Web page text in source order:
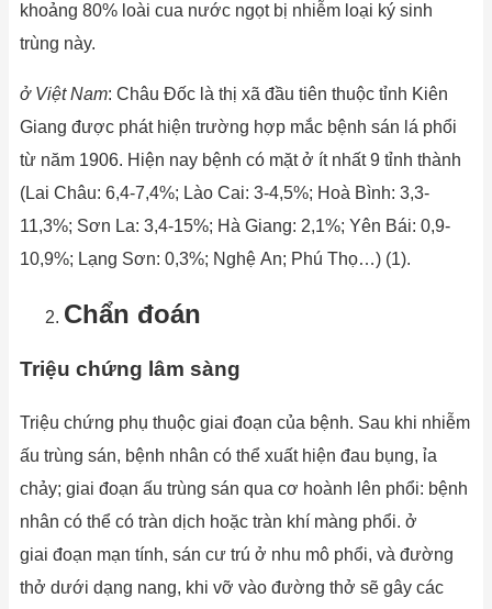
khoảng 80% loài cua nước ngọt bị nhiễm loại ký sinh
trùng này.
ở Việt Nam: Châu Đốc là thị xã đầu tiên thuộc tỉnh Kiên
Giang được phát hiện trường hợp mắc bệnh sán lá phổi
từ năm 1906. Hiện nay bệnh có mặt ở ít nhất 9 tỉnh thành
(Lai Châu: 6,4-7,4%; Lào Cai: 3-4,5%; Hoà Bình: 3,3-
11,3%; Sơn La: 3,4-15%; Hà Giang: 2,1%; Yên Bái: 0,9-
10,9%; Lạng Sơn: 0,3%; Nghệ An; Phú Thọ…) (1).
Chẩn đoán
Triệu chứng lâm sàng
Triệu chứng phụ thuộc giai đoạn của bệnh. Sau khi nhiễm
ấu trùng sán, bệnh nhân có thể xuất hiện đau bụng, ỉa
chảy; giai đoạn ấu trùng sán qua cơ hoành lên phổi: bệnh
nhân có thể có tràn dịch hoặc tràn khí màng phổi. ở
giai đoạn mạn tính, sán cư trú ở nhu mô phổi, và đường
thở dưới dạng nang, khi vỡ vào đường thở sẽ gây các